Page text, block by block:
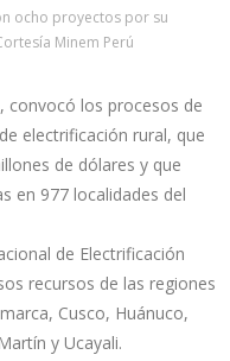
ocho proyectos por su
Minem Perú
convocó los procesos de
electrificación rural, que
de dólares y que
en 977 localidades del
de Electrificación
recursos de las regiones
Cusco, Huánuco,
y Ucayali.